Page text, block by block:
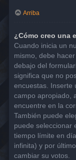
Arriba
¿Cómo creo una
Cuando inicia un
mismo, debe
debajo del
significa que no
encuestas. Inserte
campo apropiado,
encuentre en la
También puede
puede seleccionar
tiempo límite en
infinita) y por
cambiar su votos.